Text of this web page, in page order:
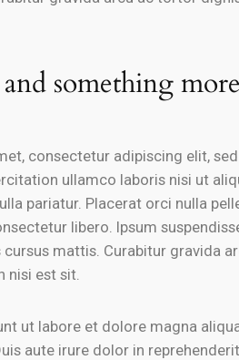
something more
consectetur adipiscing elit,
ullamco laboris nisi ut
pariatur. Placerat orci nulla
libero. Ipsum
cursus mattis. Curabitur gravida
nisi est sit.
ut labore et dolore magna
aute irure dolor in